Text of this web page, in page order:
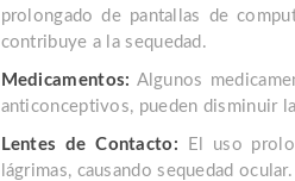
prolongado de pantallas de
contribuye a la sequedad.
Medicamentos: Algunos
anticonceptivos, pueden disminuir
Lentes de Contacto: El uso
lágrimas, causando sequedad ocular.